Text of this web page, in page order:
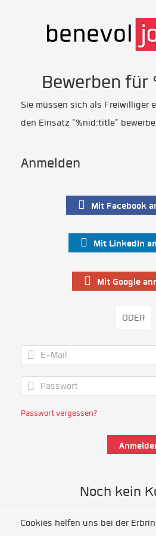
Bewerben für
Sie müssen sich als Freiwilliger
den Einsatz "%nid:title"
Anmelden
Mit Facebook
Mit LinkedIn
Mit Google
ODER
Passwort vergessen?
Noch kein
Als Freiwillige/r
Cookies helfen uns bei der